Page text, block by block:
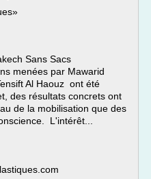
Sans Sacs
menées par Mawarid
Al Haouz ont été
des résultats concrets ont
de la mobilisation que des
L'intérêt...